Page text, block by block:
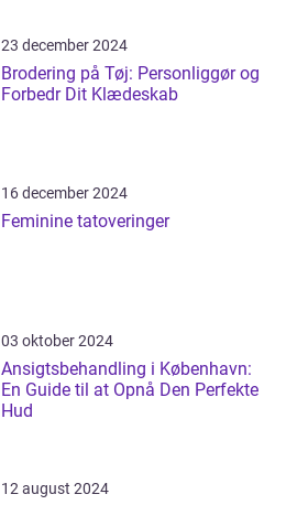
23 december 2024
Brodering på Tøj: Personliggør og
Forbedr Dit Klædeskab
16 december 2024
Feminine tatoveringer
03 oktober 2024
Ansigtsbehandling i København:
En Guide til at Opnå Den Perfekte
Hud
12 august 2024